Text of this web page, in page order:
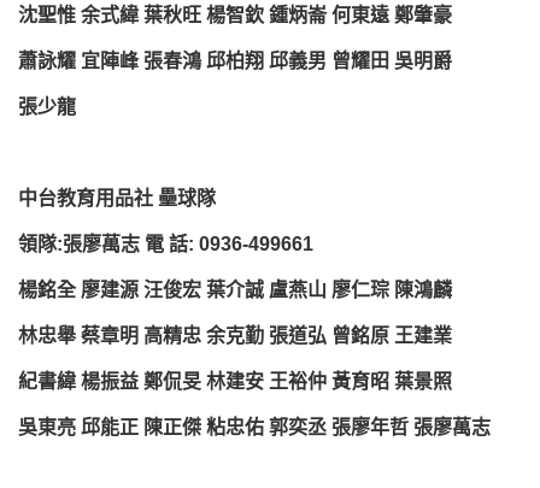
沈聖惟 余式緯 葉秋旺 楊智欽 鍾炳崙 何東遠 鄭肇豪
蕭詠耀 宜陣峰 張春鴻 邱柏翔 邱義男 曾耀田 吳明爵
張少龍
中台教育用品社 壘球隊
領隊:張廖萬志 電 話: 0936-499661
楊銘全 廖建源 汪俊宏 葉介誠 盧燕山 廖仁琮 陳鴻麟
林忠舉 蔡章明 高精忠 余克勤 張道弘 曾銘原 王建業
紀書緯 楊振益 鄭侃旻 林建安 王裕仲 黃育昭 葉景照
吳東亮 邱能正 陳正傑 粘忠佑 郭奕丞 張廖年哲 張廖萬志